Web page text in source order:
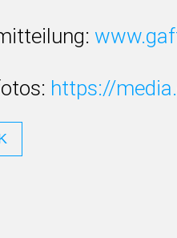
https://